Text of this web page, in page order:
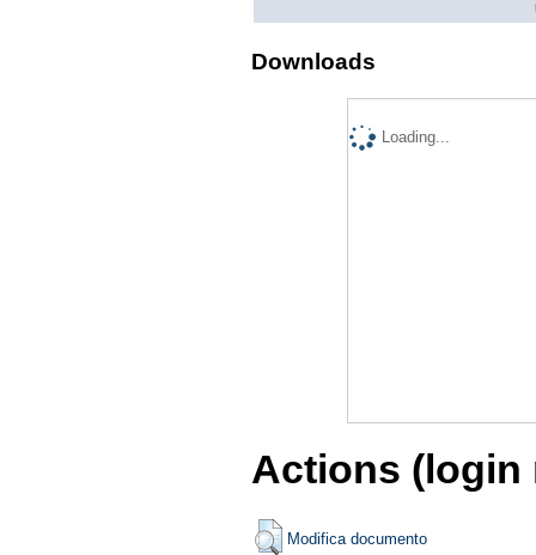
Downloads
Loading...
Actions (login
Modifica documento